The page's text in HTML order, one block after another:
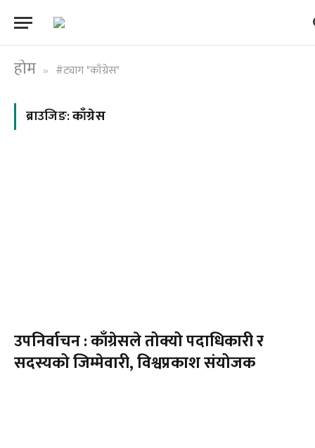
होम » #ट्याग "काँग्रेस"
ब्राउजिङ:काँग्रेस
उपनिर्वाचन : काँग्रेसले तोक्यो पदाधिकारी र
सदस्यको जिम्मेवारी, विश्वप्रकाश संयोजक